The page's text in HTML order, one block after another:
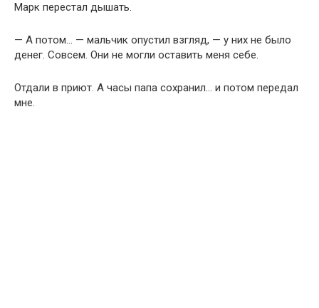
Марк перестал дышать.
— А потом… — мальчик опустил взгляд, — у них не было
денег. Совсем. Они не могли оставить меня себе.
Отдали в приют. А часы папа сохранил… и потом передал
мне.